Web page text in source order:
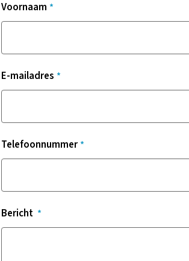
Voornaam
E-mailadres
Telefoonnummer
Bericht